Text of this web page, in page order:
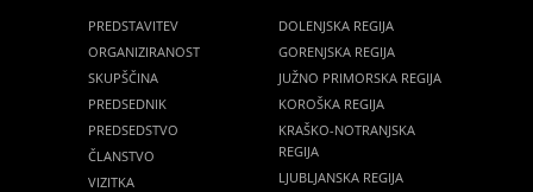
PREDSTAVITEV
ORGANIZIRANOST
SKUPŠČINA
PREDSEDNIK
PREDSEDSTVO
ČLANSTVO
VIZITKA
DOLENJSKA REGIJA
GORENJSKA REGIJA
JUŽNO PRIMORSKA REGIJA
KOROŠKA REGIJA
KRAŠKO-NOTRANJSKA
REGIJA
LJUBLJANSKA REGIJA